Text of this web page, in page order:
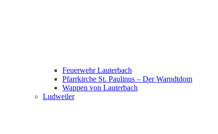
Feuerwehr Lauterbach
Pfarrkirche St. Paulinus – Der Warndtdom
Wappen von Lauterbach
Ludweiler